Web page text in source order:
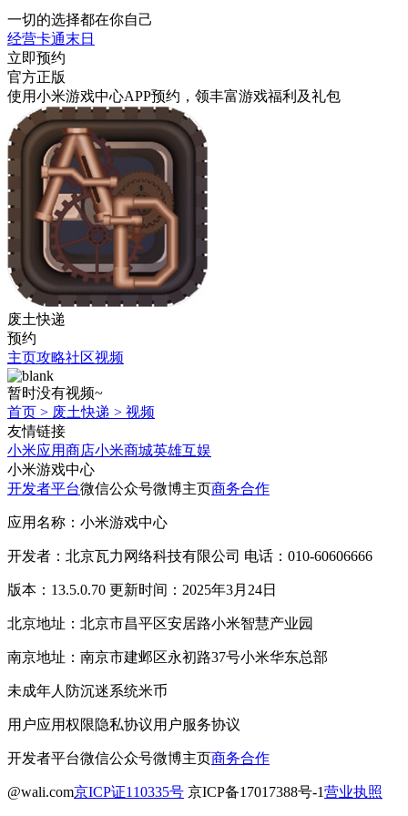
一切的选择都在你自己
经营卡通末日
立即预约
官方正版
使用小米游戏中心APP预约 ，领丰富游戏福利 及礼包
废土快递
预约
主页攻略社区视频
暂时没有视频~
首页 > 废土快递 > 视频
友情链接
小米应用商店小米商城英雄互娱
小米游戏中心
开发者平台微信公众号微博主页商务合作
应用名称：小米游戏中心
开发者：北京瓦力网络科技有限公司 电话：010-60606666
版本：13.5.0.70 更新时间：2025年3月24日
北京地址：北京市昌平区安居路小米智慧产业园
南京地址：南京市建邺区永初路37号小米华东总部
未成年人防沉迷系统米币
用户应用权限隐私协议用户服务协议
开发者平台微信公众号微博主页商务合作
@wali.com京ICP证110335号 京ICP备17017388号-1营业执照